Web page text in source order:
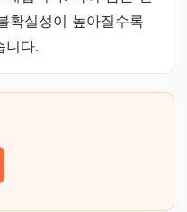
확실성이 높아질수록
니다.